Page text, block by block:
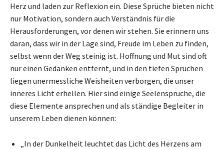
Herz und laden zur Reflexion ein. Diese Sprüche bieten nicht
nur Motivation, sondern auch Verständnis für die
Herausforderungen, vor denen wir stehen. Sie erinnern uns
daran, dass wir in der Lage sind, Freude im Leben zu finden,
selbst wenn der Weg steinig ist. Hoffnung und Mut sind oft
nur einen Gedanken entfernt, und in den tiefen Sprüchen
liegen unermessliche Weisheiten verborgen, die unser
inneres Licht erhellen. Hier sind einige Seelensprüche, die
diese Elemente ansprechen und als ständige Begleiter in
unserem Leben dienen können:
„In der Dunkelheit leuchtet das Licht des Herzens am